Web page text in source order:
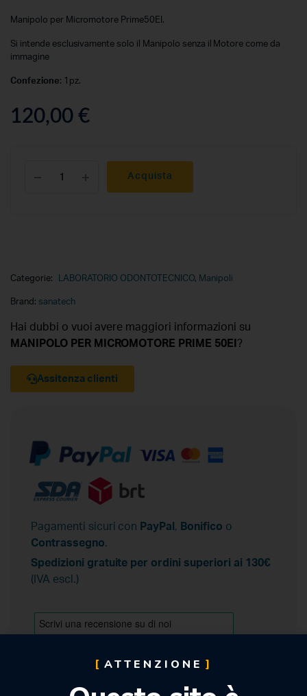
Manipolo per Micromotore Prime50EI.
Si intende esclusivamente solo il Manipolo senza il Motore come da
immagine
Confezione: 1pz.
120,00 €
Acquista
Categorie: LABORATORIO ODONTOTECNICO, Manipoli
Brand: sanatech
Hai dubbi o vuoi avere maggiori informazioni su
MANIPOLO PER MICROMOTORE PRIME 50EI ?
Assitenza clienti
Pagamenti sicuri con PayPal , Bonifico o
Contrassegno.
Spedizioni gratuite per ordini superiori ai 130€
(IVA escl.)
ATTENZIONE